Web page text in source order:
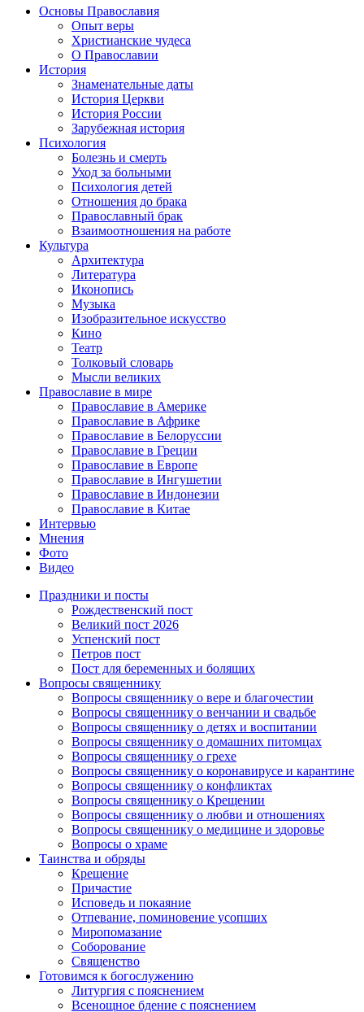
Основы Православия
Опыт веры
Христианские чудеса
О Православии
История
Знаменательные даты
История Церкви
История России
Зарубежная история
Психология
Болезнь и смерть
Уход за больными
Психология детей
Отношения до брака
Православный брак
Взаимоотношения на работе
Культура
Архитектура
Литература
Иконопись
Музыка
Изобразительное искусство
Кино
Театр
Толковый словарь
Мысли великих
Православие в мире
Православие в Америке
Православие в Африке
Православие в Белоруссии
Православие в Греции
Православие в Европе
Православие в Ингушетии
Православие в Индонезии
Православие в Китае
Интервью
Мнения
Фото
Видео
Праздники и посты
Рождественский пост
Великий пост 2026
Успенский пост
Петров пост
Пост для беременных и болящих
Вопросы священнику
Вопросы священнику о вере и благочестии
Вопросы священнику о венчании и свадьбе
Вопросы священнику о детях и воспитании
Вопросы священнику о домашних питомцах
Вопросы священнику о грехе
Вопросы священнику о коронавирусе и карантине
Вопросы священнику о конфликтах
Вопросы священнику о Крещении
Вопросы священнику о любви и отношениях
Вопросы священнику о медицине и здоровье
Вопросы о храме
Таинства и обряды
Крещение
Причастие
Исповедь и покаяние
Отпевание, поминовение усопших
Миропомазание
Соборование
Священство
Готовимся к богослужению
Литургия с пояснением
Всенощное бдение с пояснением